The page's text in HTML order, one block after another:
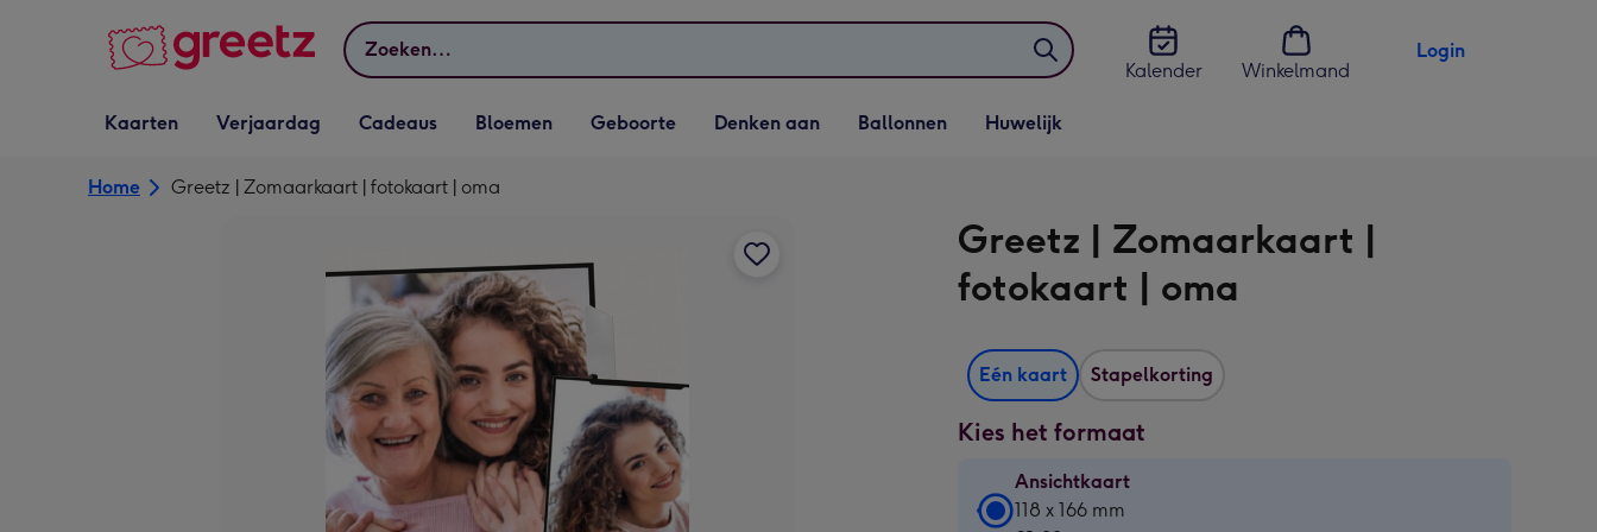
Zoeken
Kalender
Winkelmand
Login
Vervolgkeuzelijst
Kaarten openen
Kaarten
Vervolgkeuzelijst
Verjaardag openen
Verjaardag
Vervolgkeuzelijst
Cadeaus openen
Cadeaus
Vervolgkeuzelijst
Bloemen openen
Bloemen
Vervolgkeuzelijst
Geboorte openen
Geboorte
Vervolgkeuzelijst
Denken aan openen
Denken aan
Vervolgkeuzelijst
Ballonnen openen
Ballonnen
Vervolgkeuzelijst
Huwelijk openen
Huwelijk
Home Greetz | Zomaarkaart | fotokaart | oma
Greetz | Zomaarkaart |
fotokaart | oma
Eén kaart Stapelkorting
Kies het formaat
Ansichtkaart
Ansichtkaart
118 x 166 mm